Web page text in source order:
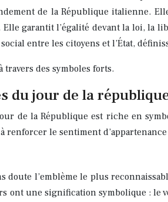
de la République italienne.
garantit l’égalité devant la loi, la
entre les citoyens et l’État,
des symboles forts.
du jour de la
de la République est riche en
le sentiment
doute l’emblème le plus
ont une signification symbolique :